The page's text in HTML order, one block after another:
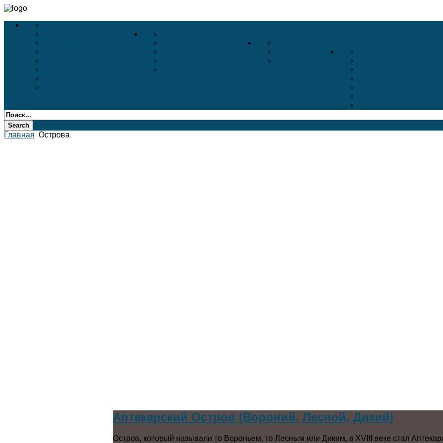
Отели 4 Звёзды
Главная Острова
Аптекарский Остров (Вороний, Лесной, Дикий)
Остров, который называли то Вороньем, то Лесным или Диким, в XVIII веке стал